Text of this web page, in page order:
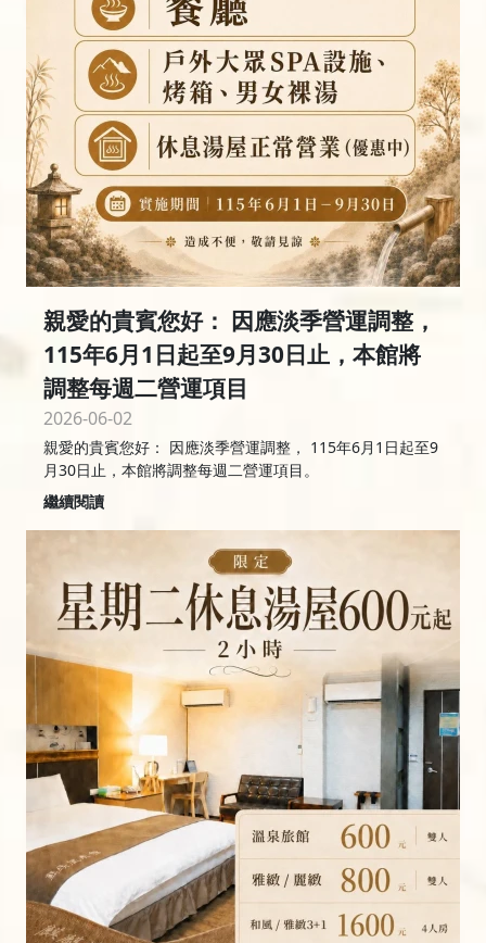
親愛的貴賓您好： 因應淡季營運調整，
115年6月1日起至9月30日止，本館將
調整每週二營運項目
2026-06-02
親愛的貴賓您好： 因應淡季營運調整， 115年6月1日起至9
月30日止，本館將調整每週二營運項目。
繼續閱讀